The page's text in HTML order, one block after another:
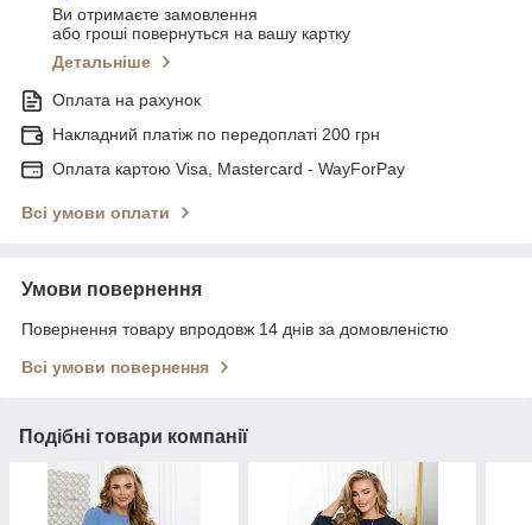
Ви отримаєте замовлення
або гроші повернуться на вашу картку
Детальніше
Оплата на рахунок
Накладний платіж по передоплаті 200 грн
Оплата картою Visa, Mastercard - WayForPay
Всі умови оплати
Умови повернення
Повернення товару впродовж 14 днів за домовленістю
Всі умови повернення
Подібні товари компанії